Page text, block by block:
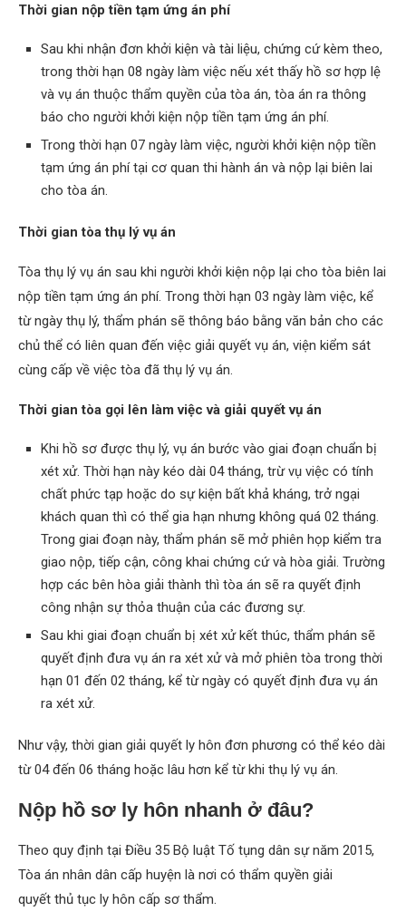
Thời gian nộp tiền tạm ứng án phí
Sau khi nhận đơn khởi kiện và tài liệu, chứng cứ kèm theo,
trong thời hạn 08 ngày làm việc nếu xét thấy hồ sơ hợp lệ
và vụ án thuộc thẩm quyền của tòa án, tòa án ra thông
báo cho người khởi kiện nộp tiền tạm ứng án phí.
Trong thời hạn 07 ngày làm việc, người khởi kiện nộp tiền
tạm ứng án phí tại cơ quan thi hành án và nộp lại biên lai
cho tòa án.
Thời gian tòa thụ lý vụ án
Tòa thụ lý vụ án sau khi người khởi kiện nộp lại cho tòa biên lai
nộp tiền tạm ứng án phí. Trong thời hạn 03 ngày làm việc, kể
từ ngày thụ lý, thẩm phán sẽ thông báo bằng văn bản cho các
chủ thể có liên quan đến việc giải quyết vụ án, viện kiểm sát
cùng cấp về việc tòa đã thụ lý vụ án.
Thời gian tòa gọi lên làm việc và giải quyết vụ án
Khi hồ sơ được thụ lý, vụ án bước vào giai đoạn chuẩn bị
xét xử. Thời hạn này kéo dài 04 tháng, trừ vụ việc có tính
chất phức tạp hoặc do sự kiện bất khả kháng, trở ngại
khách quan thì có thể gia hạn nhưng không quá 02 tháng.
Trong giai đoạn này, thẩm phán sẽ mở phiên họp kiểm tra
giao nộp, tiếp cận, công khai chứng cứ và hòa giải. Trường
hợp các bên hòa giải thành thì tòa án sẽ ra quyết định
công nhận sự thỏa thuận của các đương sự.
Sau khi giai đoạn chuẩn bị xét xử kết thúc, thẩm phán sẽ
quyết định đưa vụ án ra xét xử và mở phiên tòa trong thời
hạn 01 đến 02 tháng, kể từ ngày có quyết định đưa vụ án
ra xét xử.
Như vậy, thời gian giải quyết ly hôn đơn phương có thể kéo dài
từ 04 đến 06 tháng hoặc lâu hơn kể từ khi thụ lý vụ án.
Nộp hồ sơ ly hôn nhanh ở đâu?
Theo quy định tại Điều 35 Bộ luật Tố tụng dân sự năm 2015,
Tòa án nhân dân cấp huyện là nơi có thẩm quyền giải
quyết thủ tục ly hôn cấp sơ thẩm.